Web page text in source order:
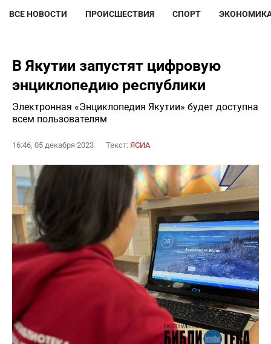
ВСЕ НОВОСТИ ПРОИСШЕСТВИЯ СПОРТ
В Якутии запустят цифровую
энциклопедию республики
Электронная «Энциклопедия Якутии» будет доступна
всем пользователям
16:46, 05 декабря 2023 Текст: ЯСИА